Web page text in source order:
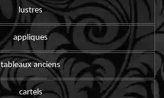
lustres
appliques
tableaux anciens
cartels